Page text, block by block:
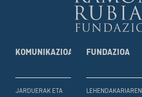
KOMUNIKAZIOA
JARDUERAK ETA
FUNDAZIOA
LEHENDAKARIAREN